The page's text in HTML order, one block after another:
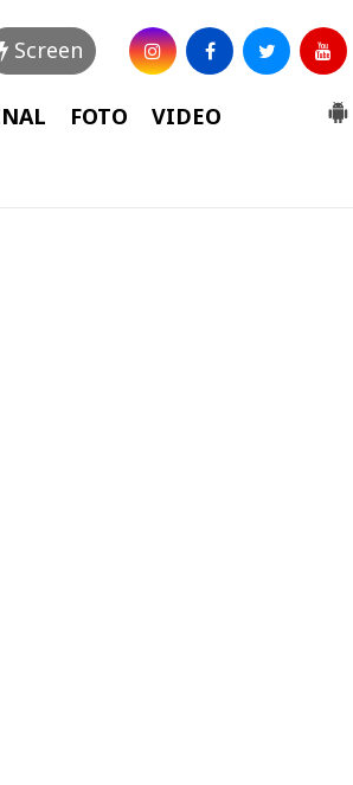
Screen
FOTO VIDEO